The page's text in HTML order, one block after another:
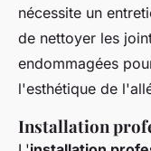
nécessite un
de nettoyer les
endommagées
l'esthétique de
Installation